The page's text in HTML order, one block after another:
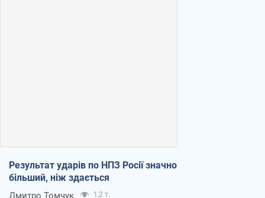
Результат ударів по НПЗ Росії значно
більший, ніж здається
Дмитро Томчук 1,2 т.